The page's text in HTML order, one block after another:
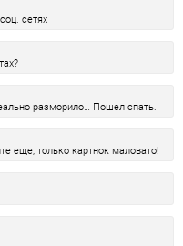
сетях
разморило… Пошел спать.
еще, только картнок маловато!